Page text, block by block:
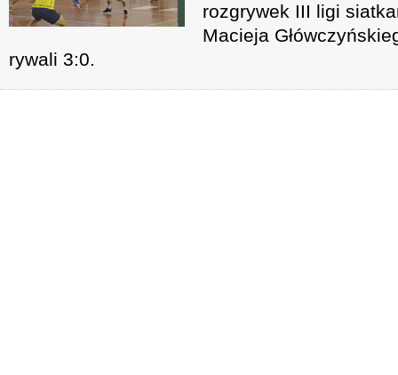
rozgrywek III ligi
Macieja
rywali 3:0.